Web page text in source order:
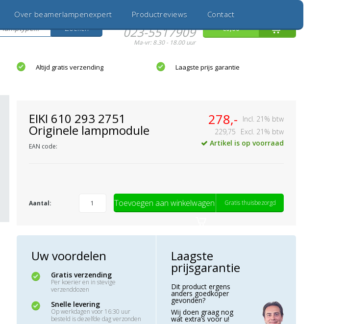
Inloggen
Zoeken
Hulp nodig?
023-5517909
Ma-vr: 8.30 - 18.00 uur
€0,00
Over beamerlampenexpert Productreviews Contact
Altijd gratis verzending Laagste prijs garantie
EIKI 610 293 2751
Originele lampmodule
EAN code:
278,-
Incl. 21% btw
229,75
Excl. 21% btw
Artikel is op voorraad
Aantal: Toevoegen aan winkelwagen Gratis thuisbezorgd
Uw voordelen
Gratis verzending
Per koerier en in stevige
verzenddozen
Snelle levering
Op werkdagen voor 16:30 uur
besteld is dezelfde dag verzonden
Laagste
prijsgarantie
Dit product ergens
anders goedkoper
gevonden?
Wij doen graag nog
wat extra’s voor u!